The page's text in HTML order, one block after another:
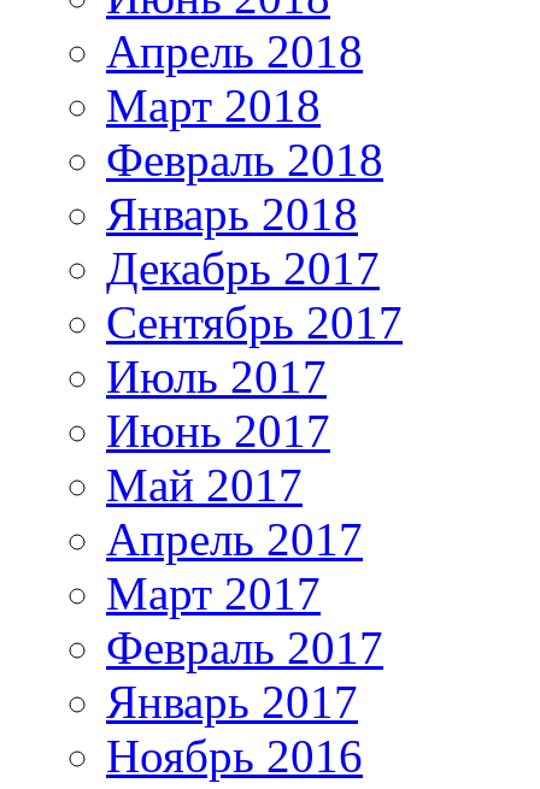
Апрель 2018
Март 2018
Февраль 2018
Январь 2018
Декабрь 2017
Сентябрь 2017
Июль 2017
Июнь 2017
Май 2017
Апрель 2017
Март 2017
Февраль 2017
Январь 2017
Ноябрь 2016